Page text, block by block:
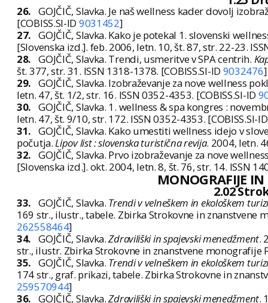
26. GOJČIČ, Slavka. Je naš wellness kader dovolj
[COBISS.SI-ID 9031452]
27. GOJČIČ, Slavka. Kako je potekal 1. slovenski
[Slovenska izd.]. feb. 2006, letn. 10, št. 87, str. 22-23.
28. GOJČIČ, Slavka. Trendi, usmeritve v SPA centrih.
št. 377, str. 31. ISSN 1318-1378. [COBISS.SI-ID 9032476]
29. GOJČIČ, Slavka. Izobraževanje za nove wellness
letn. 47, št. 1/2, str. 16. ISSN 0352-4353. [COBISS.SI-ID
30. GOJČIČ, Slavka. 1. wellness & spa kongres :
letn. 47, št. 9/10, str. 172. ISSN 0352-4353. [COBISS.SI-
31. GOJČIČ, Slavka. Kako umestiti wellness idejo v
počutja.Lipov list : slovenska turistična revija. 2004, letn.
32. GOJČIČ, Slavka. Prvo izobraževanje za nove
[Slovenska izd.]. okt. 2004, letn. 8, št. 76, str. 14. ISSN
MONOGRAFIJE
2.02
33. GOJČIČ, Slavka. Trendi v velneškem in ekološkem
169 str., ilustr., tabele. Zbirka Strokovne in znanstvene
262558464]
34. GOJČIČ, Slavka.Zdraviliški in spajevski menedžment.
str., ilustr. Zbirka Strokovne in znanstvene monografije
35. GOJČIČ, Slavka. Trendi v velneškem in ekološkem
174 str., graf. prikazi, tabele. Zbirka Strokovne in
259570944]
36. GOJČIČ, Slavka.Zdraviliški in spajevski menedžment.